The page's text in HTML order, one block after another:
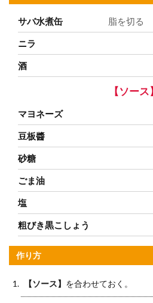
サバ水煮缶 脂を切る
ニラ
酒
【ソース】
マヨネーズ
豆板醬
砂糖
ごま油
塩
粗びき黒こしょう
作り方
【ソース】 を合わせておく。